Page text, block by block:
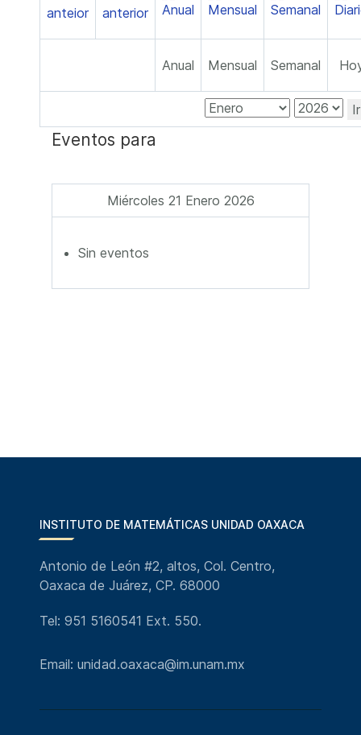
Anual Mensual Semanal
Eventos para
Miércoles 21 Enero 2026
Sin eventos
INSTITUTO DE MATEMÁTICAS UNIDAD OAXACA
Antonio de León #2, altos, Col. Centro,
Oaxaca de Juárez, CP. 68000
Tel: 951 5160541 Ext. 550.
Email: unidad.oaxaca@im.unam.mx